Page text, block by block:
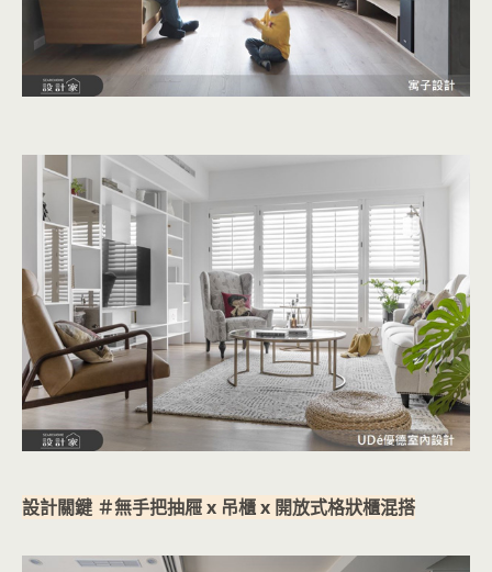
設計關鍵 ＃無手把抽屜 x 吊櫃 x 開放式格狀櫃混搭